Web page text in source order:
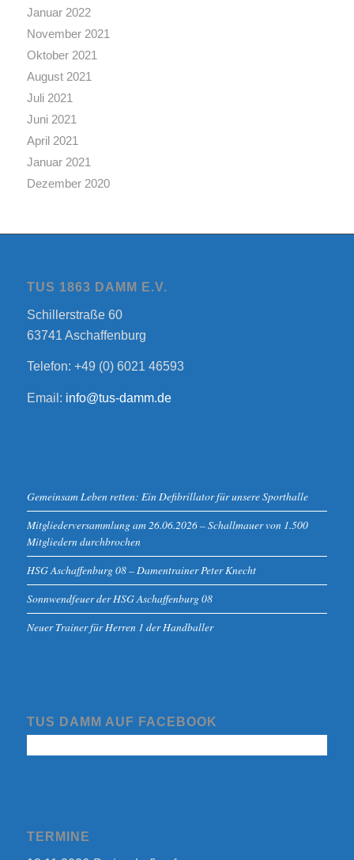
Januar 2022
November 2021
Oktober 2021
August 2021
Juli 2021
Juni 2021
April 2021
Januar 2021
Dezember 2020
TUS 1863 DAMM E.V.
Schillerstraße 60
63741 Aschaffenburg
Telefon: +49 (0) 6021 46593
Email: info@tus-damm.de
Gemeinsam Leben retten: Ein Defibrillator für unsere Sporthalle
Mitgliederversammlung am 26.06.2026 – Schallmauer von 1.500
Mitgliedern durchbrochen
HSG Aschaffenburg 08 – Damentrainer Peter Knecht
Sonnwendfeuer der HSG Aschaffenburg 08
Neuer Trainer für Herren 1 der Handballer
TUS DAMM AUF FACEBOOK
TERMINE